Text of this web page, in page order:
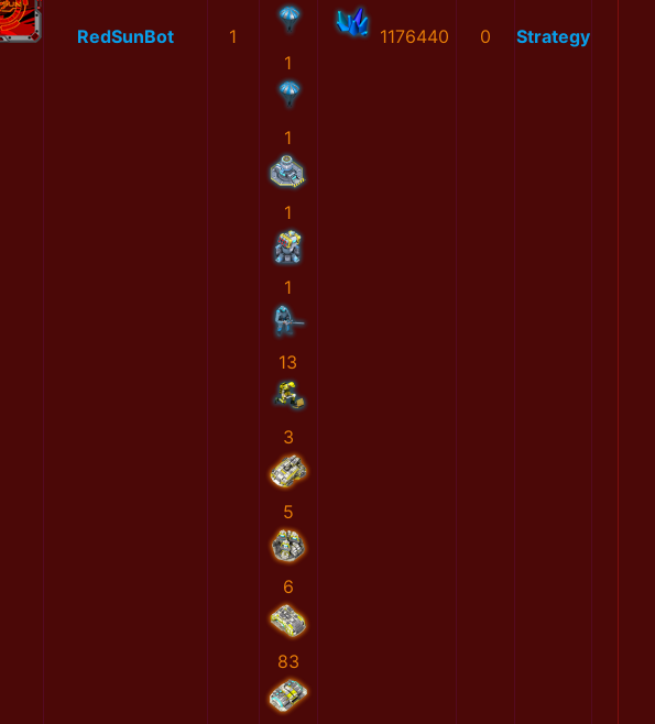
RedSunBot
1
1
1
1
1
13
3
5
6
83
1176440 0 Strategy